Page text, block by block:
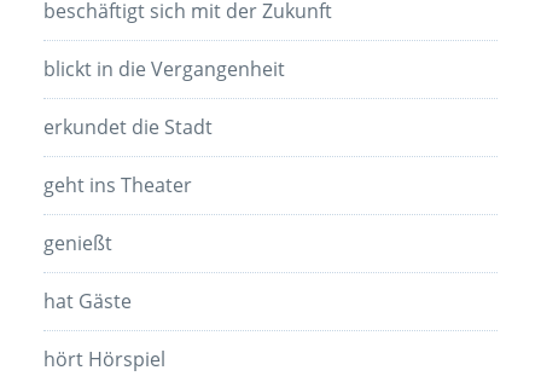
beschäftigt sich mit der Zukunft
blickt in die Vergangenheit
erkundet die Stadt
geht ins Theater
genießt
hat Gäste
hört Hörspiel